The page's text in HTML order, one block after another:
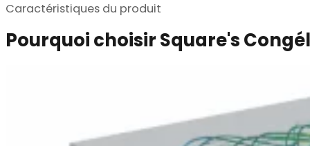
Caractéristiques du produit
Pourquoi choisir Square's